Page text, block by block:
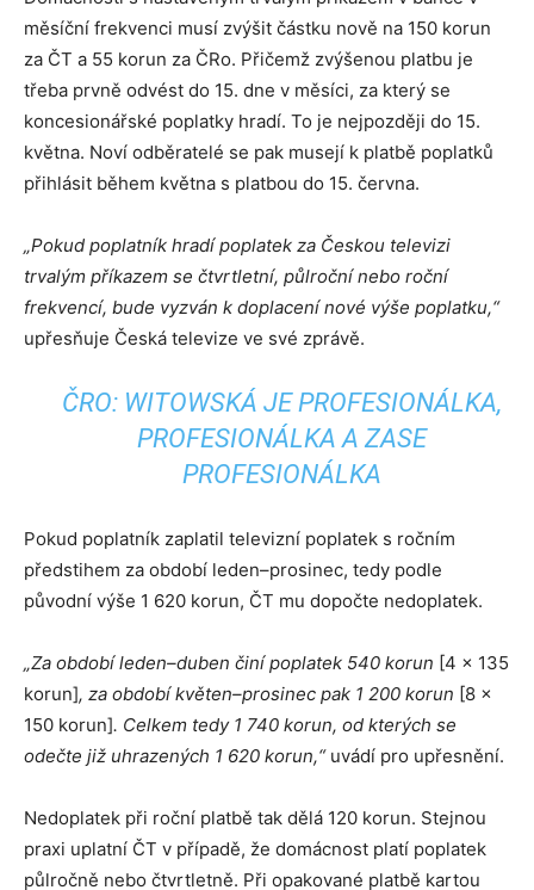
měsíční frekvenci musí zvýšit částku nově na 150 korun
za ČT a 55 korun za ČRo. Přičemž zvýšenou platbu je
třeba prvně odvést do 15. dne v měsíci, za který se
koncesionářské poplatky hradí. To je nejpozději do 15.
května. Noví odběratelé se pak musejí k platbě poplatků
přihlásit během května s platbou do 15. června.
„Pokud poplatník hradí poplatek za Českou televizi
trvalým příkazem se čtvrtletní, půlroční nebo roční
frekvencí, bude vyzván k doplacení nové výše poplatku,“
upřesňuje Česká televize ve své zprávě.
ČRO: WITOWSKÁ JE PROFESIONÁLKA,
PROFESIONÁLKA A ZASE
PROFESIONÁLKA
Pokud poplatník zaplatil televizní poplatek s ročním
předstihem za období leden–prosinec, tedy podle
původní výše 1 620 korun, ČT mu dopočte nedoplatek.
„Za období leden–duben činí poplatek 540 korun [4 x 135
korun], za období květen–prosinec pak 1 200 korun [8 x
150 korun]. Celkem tedy 1 740 korun, od kterých se
odečte již uhrazených 1 620 korun,“ uvádí pro upřesnění.
Nedoplatek při roční platbě tak dělá 120 korun. Stejnou
praxi uplatní ČT v případě, že domácnost platí poplatek
půlročně nebo čtvrtletně. Při opakované platbě kartou